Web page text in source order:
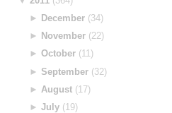
►
December(34)
►
November(22)
► October(11)
► September(32)
► August(17)
► July(19)